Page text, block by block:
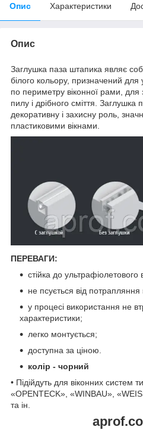
Опис Характеристики
Опис
Заглушка паза штапика являє
білого кольору, призначений для
по периметру віконної рами, для
пилу і дрібного сміття. Заглушка
декоративну і захисну роль,
пластиковими вікнами.
ПЕРЕВАГИ:
стійка до
не псується від
у процесі використання не
характеристики;
легко монтується;
доступна за ціною.
колір - чорний
• Підійдуть для віконних систем
«OPENTECK», «WINBAU»,
та ін.